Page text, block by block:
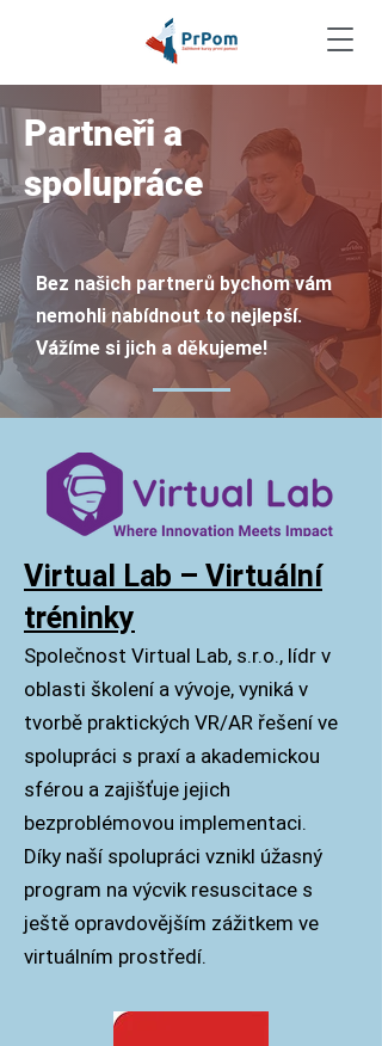
Partneři a
spolupráce
Bez našich partnerů bychom vám
nemohli nabídnout to nejlepší.
Vážíme si jich a děkujeme!
Virtual Lab – Virtuální
tréninky
Společnost Virtual Lab, s.r.o., lídr v
oblasti školení a vývoje, vyniká v
tvorbě praktických VR/AR řešení ve
spolupráci s praxí a akademickou
sférou a zajišťuje jejich
bezproblémovou implementaci.
Díky naší spolupráci vznikl úžasný
program na výcvik resuscitace s
ještě opravdovějším zážitkem ve
virtuálním prostředí.